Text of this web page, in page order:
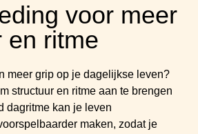
voor meer
en ritme
meer grip op je dagelijkse leven?
structuur en ritme aan te brengen
dagritme kan je leven
maken, zodat je